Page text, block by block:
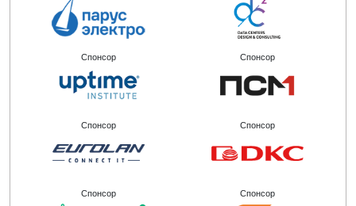
Спонсор Спонсор
Спонсор Спонсор
Спонсор Спонсор